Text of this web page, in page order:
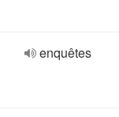
enquêtes